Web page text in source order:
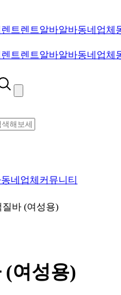
렌트렌트알바알바동네업체
렌트렌트알바알바동네업체
동네업체 커뮤니티
질바 (여성용)
(여성용)